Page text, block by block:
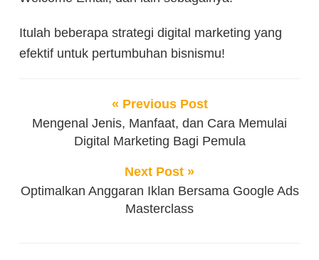
Itulah beberapa strategi digital marketing yang
efektif untuk pertumbuhan bisnismu!
« Previous Post
Mengenal Jenis, Manfaat, dan Cara Memulai
Digital Marketing Bagi Pemula
Next Post »
Optimalkan Anggaran Iklan Bersama Google Ads
Masterclass